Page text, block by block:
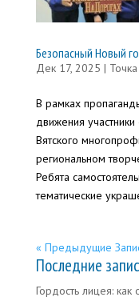
Безопасный Новый
Дек 17, 2025 |
В рамках
движения
Вятского
региональном
Ребята
тематические
« Предыдущие
Последние
Гордость лицея: как